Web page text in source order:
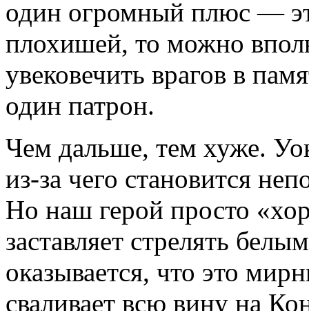
один огромный плюс —
плохишей, то можно
увековечить врагов в
один патрон.
Чем дальше, тем хуже.
из-за чего становится
Но наш герой просто
заставляет стрелять
оказывается, что это
сваливает всю вину на